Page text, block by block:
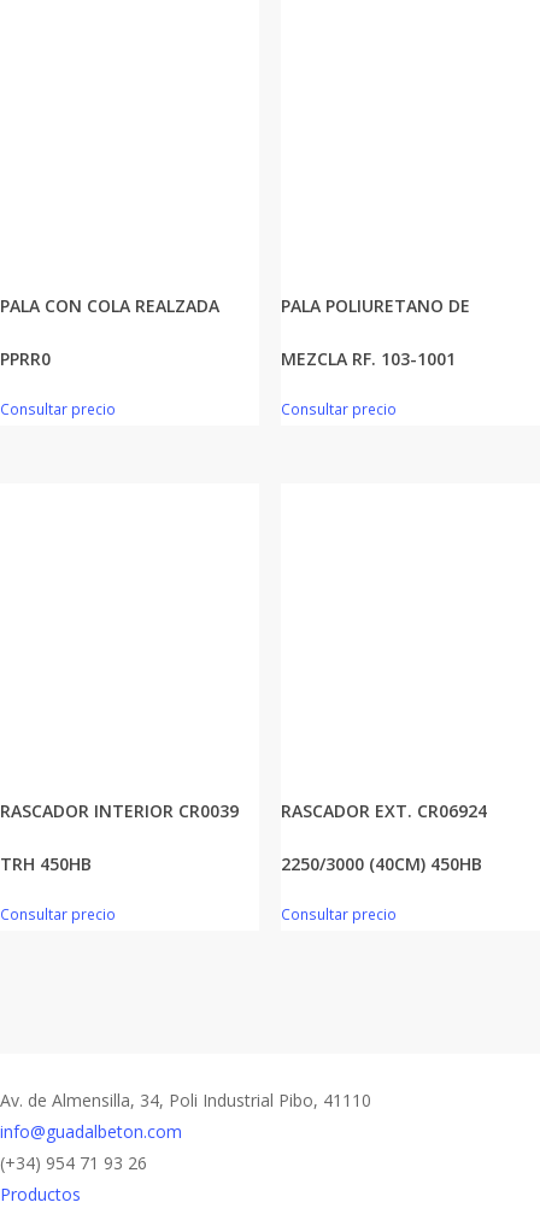
PALA CON COLA REALZADA
PPRR0
Consultar precio
PALA POLIURETANO DE
MEZCLA RF. 103-1001
Consultar precio
RASCADOR INTERIOR CR0039
TRH 450HB
Consultar precio
RASCADOR EXT. CR06924
2250/3000 (40CM) 450HB
Consultar precio
Av. de Almensilla, 34, Poli Industrial Pibo, 41110
info@guadalbeton.com
(+34) 954 71 93 26
Productos